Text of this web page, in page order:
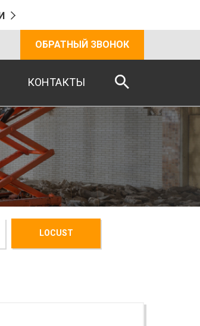
ОБРАТНЫЙ ЗВОНОК
КОНТАКТЫ
LOCUST